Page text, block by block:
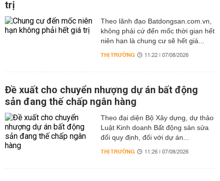
trị
Theo lãnh đạo Batdongsan.com.vn,
không phải cứ đến mốc thời gian hết
niên hạn là chung cư sẽ hết giá...
THỊ TRƯỜNG 11:22 | 07/08/2026
Đề xuất cho chuyển nhượng dự án bất động
sản đang thế chấp ngân hàng
Theo đại diện Bộ Xây dựng, dự thảo
Luật Kinh doanh Bất động sản sửa
đổi quy định, đối với dự án...
THỊ TRƯỜNG 11:26 | 07/08/2026